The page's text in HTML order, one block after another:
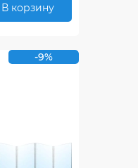
В корзину
-9%